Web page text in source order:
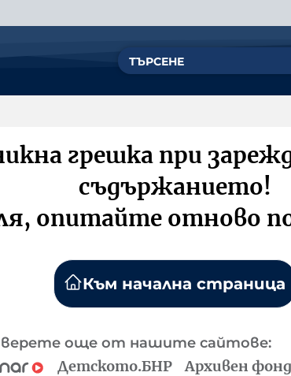
грешка при
съдържанието!
опитайте отново
Към начална страница
още от нашите сайтове:
Детското.БНР Архивен